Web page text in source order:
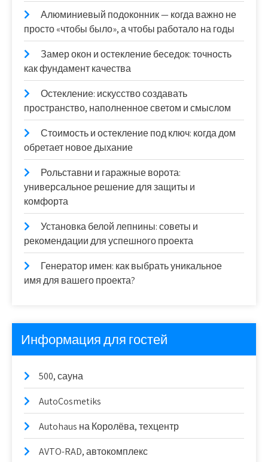
Алюминиевый подоконник — когда важно не
просто «чтобы было», а чтобы работало на годы
Замер окон и остекление беседок: точность
как фундамент качества
Остекление: искусство создавать
пространство, наполненное светом и смыслом
Стоимость и остекление под ключ: когда дом
обретает новое дыхание
Рольставни и гаражные ворота:
универсальное решение для защиты и
комфорта
Установка белой лепнины: советы и
рекомендации для успешного проекта
Генератор имен: как выбрать уникальное
имя для вашего проекта?
Информация для гостей
500, сауна
AutoCosmetiks
Autohaus на Королёва, техцентр
AVTO-RAD, автокомплекс